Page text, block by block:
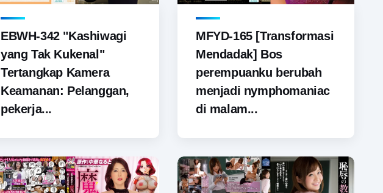
EBWH-342 "Kashiwagi
yang Tak Kukenal"
Tertangkap Kamera
Keamanan: Pelanggan,
pekerja...
MFYD-165 [Transformasi
Mendadak] Bos
perempuanku berubah
menjadi nymphomaniac
di malam...